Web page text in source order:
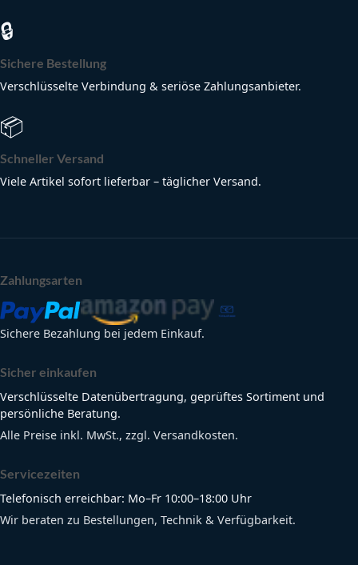
🔒
Sichere Bestellung
Verschlüsselte Verbindung & seriöse Zahlungsanbieter.
📦
Schneller Versand
Viele Artikel sofort lieferbar – täglicher Versand.
Zahlungsarten
Sichere Bezahlung bei jedem Einkauf.
Sicher einkaufen
Verschlüsselte Datenübertragung, geprüftes Sortiment und
persönliche Beratung.
Alle Preise inkl. MwSt., zzgl. Versandkosten.
Servicezeiten
Telefonisch erreichbar: Mo–Fr 10:00–18:00 Uhr
Wir beraten zu Bestellungen, Technik & Verfügbarkeit.